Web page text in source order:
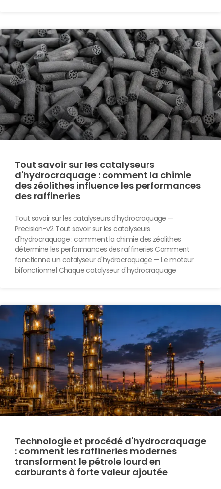
Tout savoir sur les catalyseurs
d'hydrocraquage : comment la chimie
des zéolithes influence les performances
des raffineries
Tout savoir sur les catalyseurs d'hydrocraquage —
Precision-v2 Tout savoir sur les catalyseurs
d'hydrocraquage : comment la chimie des zéolithes
détermine les performances des raffineries Comment
fonctionne un catalyseur d'hydrocraquage — Le moteur
bifonctionnel Chaque catalyseur d'hydrocraquage
Technologie et procédé d'hydrocraquage
: comment les raffineries modernes
transforment le pétrole lourd en
carburants à forte valeur ajoutée